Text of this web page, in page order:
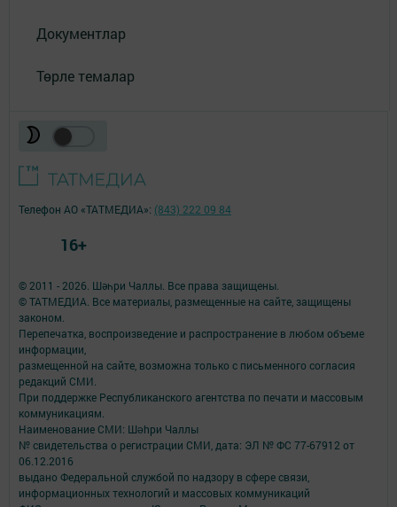
Документлар
Төрле темалар
© 2011 - 2026. Шәһри Чаллы. Все права защищены.
© ТАТМЕДИА. Все материалы, размещенные на сайте, защищены
законом.
Перепечатка, воспроизведение и распространение в любом объеме
информации,
размещенной на сайте, возможна только с письменного согласия
редакций СМИ.
При поддержке Республиканского агентства по печати и массовым
коммуникациям.
Наименование СМИ: Шəhри Чаллы
№ свидетельства о регистрации СМИ, дата: ЭЛ № ФС 77-67912 от
06.12.2016
выдано Федеральной службой по надзору в сфере связи,
информационных технологий и массовых коммуникаций
Телефон АО «ТАТМЕДИА»: (843) 222 09 84
16+